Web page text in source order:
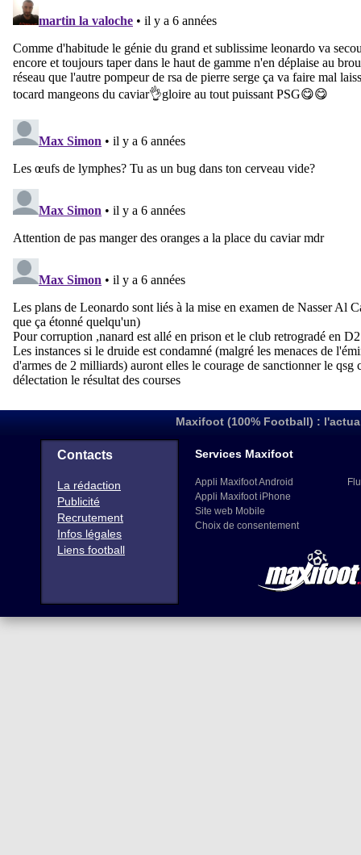
Maxifoot (100% Football) :
Contacts
La rédaction
Publicité
Recrutement
Infos légales
Liens football
Services Maxifoot
Appli Maxifoot Android
Appli Maxifoot iPhone
Site web Mobile
Choix de consentement